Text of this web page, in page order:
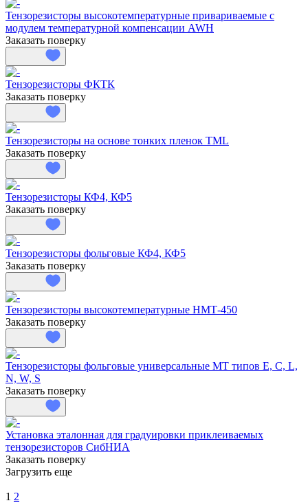
Тензорезисторы высокотемпературные привариваемые с
модулем температурной компенсации AWH
Заказать поверку
Тензорезисторы ФКТК
Заказать поверку
Тензорезисторы на основе тонких пленок TML
Заказать поверку
Тензорезисторы КФ4, КФ5
Заказать поверку
Тензорезисторы фольговые КФ4, КФ5
Заказать поверку
Тензорезисторы высокотемпературные НМТ-450
Заказать поверку
Тензорезисторы фольговые универсальные MT типов E, C, L,
N, W, S
Заказать поверку
Установка эталонная для градуировки приклеиваемых
тензорезисторов СибНИА
Заказать поверку
Загрузить еще
1 2